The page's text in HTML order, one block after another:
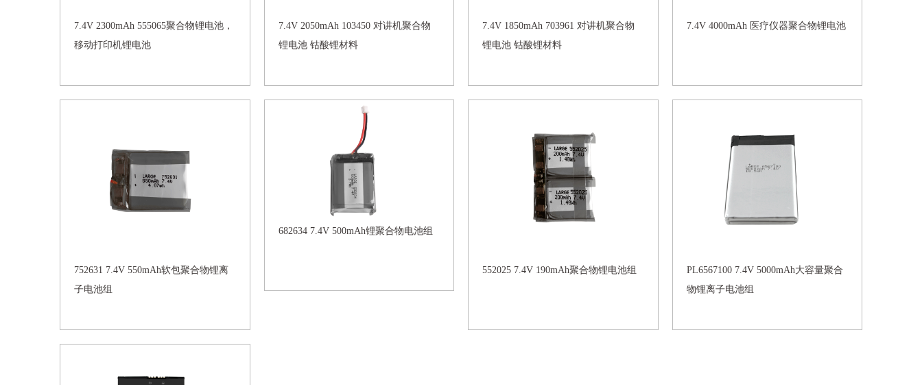
7.4V 2300mAh 555065聚合物锂电池，
移动打印机锂电池
7.4V 2050mAh 103450 对讲机聚合物
锂电池 钴酸锂材料
7.4V 1850mAh 703961 对讲机聚合物
锂电池 钴酸锂材料
7.4V 4000mAh 医疗仪器聚合物锂电池
752631 7.4V 550mAh软包聚合物锂离
子电池组
682634 7.4V 500mAh锂聚合物电池组
552025 7.4V 190mAh聚合物锂电池组
PL6567100 7.4V 5000mAh大容量聚合
物锂离子电池组